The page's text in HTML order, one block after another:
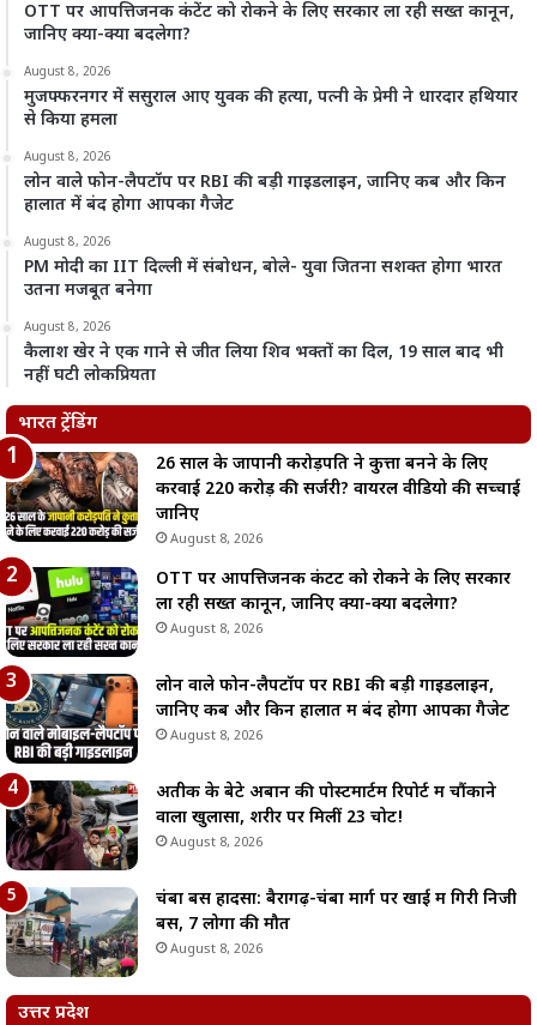
OTT पर आपत्तिजनक कंटेंट को रोकने के लिए सरकार ला रही सख्त कानून,
जानिए क्या-क्या बदलेगा?
August 8, 2026
मुजफ्फरनगर में ससुराल आए युवक की हत्या, पत्नी के प्रेमी ने धारदार हथियार
से किया हमला
August 8, 2026
लोन वाले फोन-लैपटॉप पर RBI की बड़ी गाइडलाइन, जानिए कब और किन
हालात में बंद होगा आपका गैजेट
August 8, 2026
PM मोदी का IIT दिल्ली में संबोधन, बोले- युवा जितना सशक्त होगा भारत
उतना मजबूत बनेगा
August 8, 2026
कैलाश खेर ने एक गाने से जीत लिया शिव भक्तों का दिल, 19 साल बाद भी
नहीं घटी लोकप्रियता
भारत ट्रेंडिंग
26 साल के जापानी करोड़पति ने कुत्ता बनने के लिए
करवाई 220 करोड़ की सर्जरी? वायरल वीडियो की सच्चाई
जानिए
August 8, 2026
OTT पर आपत्तिजनक कंटेंट को रोकने के लिए सरकार
ला रही सख्त कानून, जानिए क्या-क्या बदलेगा?
August 8, 2026
लोन वाले फोन-लैपटॉप पर RBI की बड़ी गाइडलाइन,
जानिए कब और किन हालात में बंद होगा आपका गैजेट
August 8, 2026
अतीक के बेटे अबान की पोस्टमार्टम रिपोर्ट में चौंकाने
वाला खुलासा, शरीर पर मिलीं 23 चोटें!
August 8, 2026
चंबा बस हादसा: बैरागढ़-चंबा मार्ग पर खाई में गिरी निजी
बस, 7 लोगों की मौत
August 8, 2026
उत्तर प्रदेश